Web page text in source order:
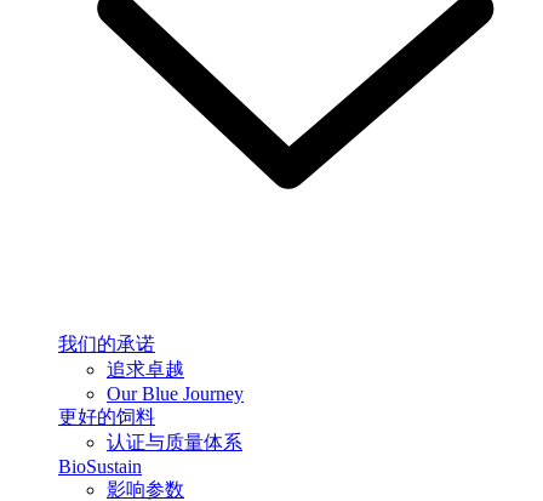
我们的承诺
追求卓越
Our Blue Journey
更好的饲料
认证与质量体系
BioSustain
影响参数